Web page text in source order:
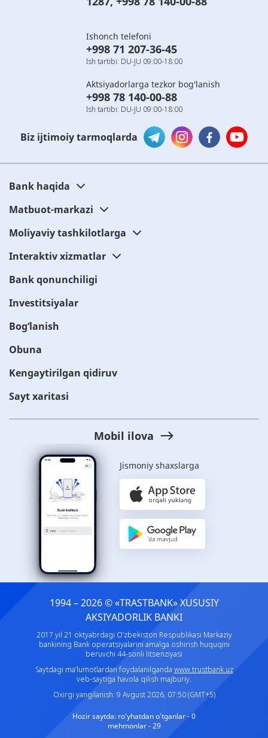
Ishonch telefoni
+998 71 207-36-45
Ish tartibi: DU-JU 09:00-18:00
Aktsiyadorlarga tezkor bog'lanish
+998 78 140-00-88
Ish tartibi: DU-JU 09:00-18:00
Biz ijtimoiy tarmoqlarda
Bank haqida
Matbuot-markazi
Moliyaviy tashkilotlarga
Interaktiv xizmatlar
Bank qonunchiligi
Investitsiyalar
Bog‘lanish
Obuna
Kengaytirilgan qidiruv
Sayt xaritasi
Mobil ilova
Jismoniy shaxslarga
1994 – 2026 © «TRASTBANK» ХUSUSIY
AKSIYADORLIK BANKI
2017 yil 21 oktyabrdagi O‘zbekiston Respublikasi Markaziy
bankining Bank operatsiyalarini amalga oshirish huquqini
beruvchi 44-sonli litsenziyasi
Saytdagi ma’lumotlardan foydalanilganda www.trustbank.uz
veb-saytiga havola qilish majburiy.
Oxirgi yangilanish: 9 Avgust 2026, 07:50 (GMT+5)
Hozir saytda: ro'yhatdan o'tganlar - 0
mehmonlar - 29